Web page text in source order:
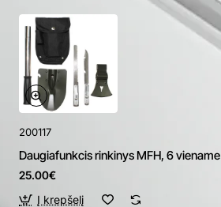
200117
Daugiafunkcis rinkinys MFH, 6 viename
25.00€
Į krepšelį